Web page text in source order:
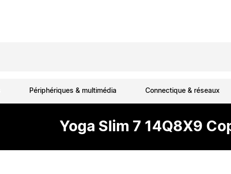
Périphériques & multimédia Connectique & réseaux
Yoga Slim 7 14Q8X9